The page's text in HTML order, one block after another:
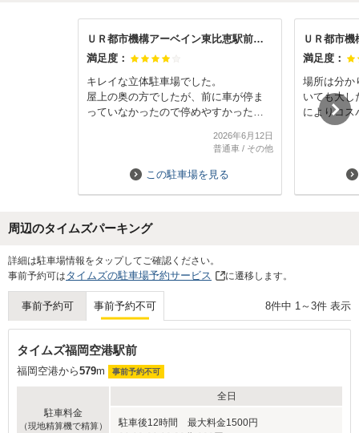
ＵＲ都市機構アーベイン東比恵駅前駐車場
満足度：
キレイな立体駐車場でした。
屋上の奥の方でしたが、前に車が停ま
っていなかったので停めやすかったで
2026年6月12日
普通車/ その他
この駐車場を見る
満足度：
場所は分か
いても大し
によりコス
です。
周辺のタイムズパーキング
詳細は駐車場情報をタップしてご確認ください。
事前予約可はタイムズの駐車場予約サービス に遷移します。
事前予約可 事前予約不可 8件中 1 ～ 3件 表示
タイムズ福岡空港駅前
福岡空港から579m 事前予約不可
駐車料金
（現地精算機で精算）
全日
駐車後12時間 最大料金1500円